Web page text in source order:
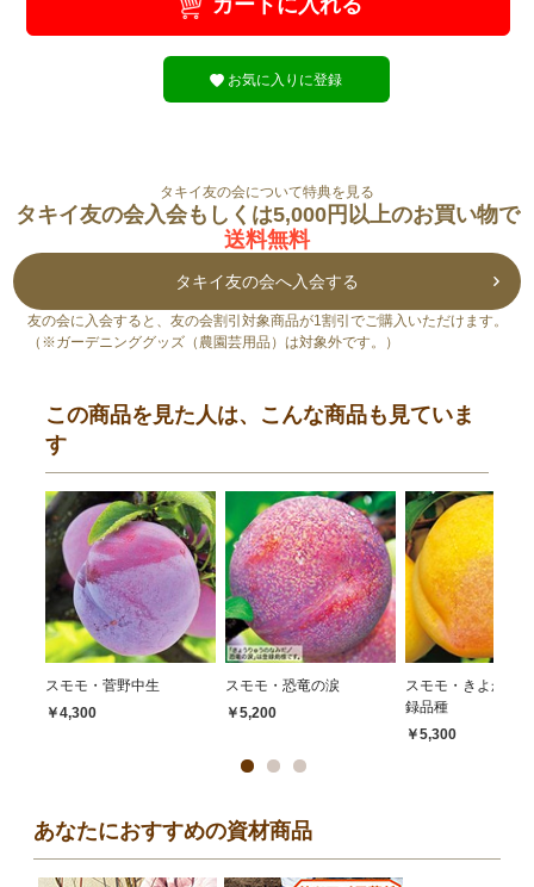
お気に入りに登録
タキイ友の会について特典を見る
タキイ友の会入会もしくは5,000円以上のお買い物で
送料無料
タキイ友の会へ入会する
友の会に入会すると、友の会割引対象商品が1割引でご購入いただけます。
（※ガーデニンググッズ（農園芸用品）は対象外です。）
この商品を見た人は、こんな商品も見ていま
す
スモモ・菅野中生
￥4,300
スモモ・恐竜の涙
￥5,200
スモモ・きよか 農
録品種
￥5,300
あなたにおすすめの資材商品